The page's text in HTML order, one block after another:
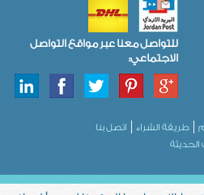
للتواصل معنا عبر مواقع التواصل
الاجتماعي:
طريقة الشراء
اتصل بنا
الحديثة